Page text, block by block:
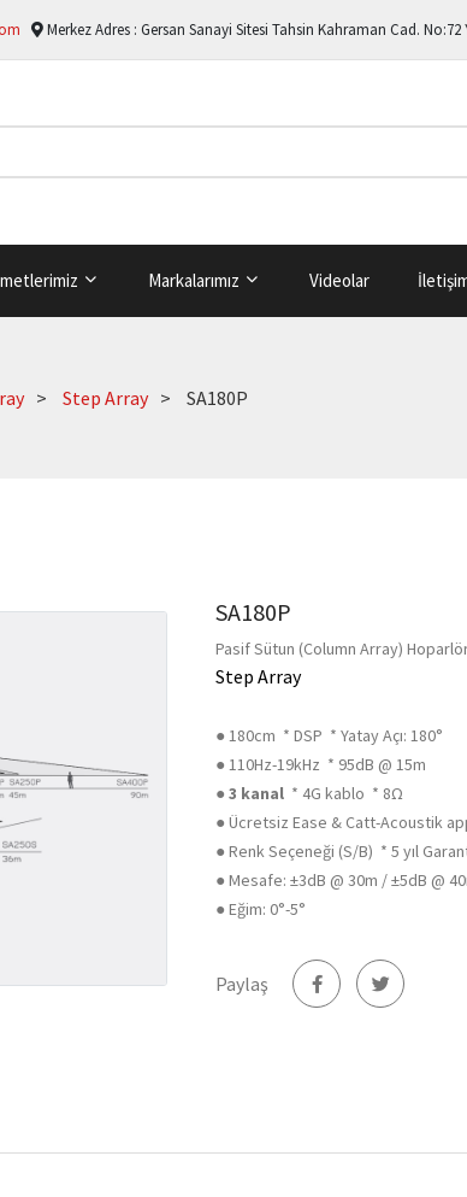
Merkez Adres : Gersan Sanayi Sitesi Tahsin Kahraman Cad.
Markalarımız Videolar
Step Array SA180P
SA180P
Pasif Sütun (Column Array)
Step Array
● 180cm * DSP * Yatay Açı: 180°
● 110Hz-19kHz * 95dB @ 15m
● 3 kanal * 4G kablo * 8Ω
● Ücretsiz Ease & Catt-Acoustik
● Renk Seçeneği (S/B) * 5 yıl
● Mesafe: ±3dB @ 30m / ±5dB @
● Eğim: 0°-5°
Paylaş